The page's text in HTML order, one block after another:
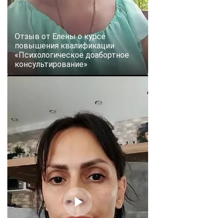
Отзыв от Елены о курсе
повышения квалификации
«Психологическое доабортное
консультирование»
ChatApp
online